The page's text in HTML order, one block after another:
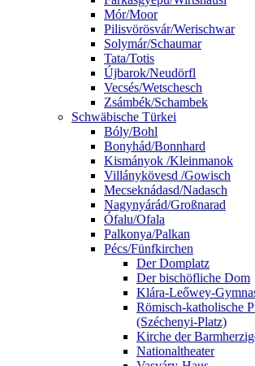
Mór/Moor
Pilisvörösvár/Werischwar
Solymár/Schaumar
Tata/Totis
Újbarok/Neudörfl
Vecsés/Wetschesch
Zsámbék/Schambek
Schwäbische Türkei
Bóly/Bohl
Bonyhád/Bonnhard
Kismányok /Kleinmanok
Villánykövesd /Gowisch
Mecseknádasd/Nadasch
Nagynyárád/Großnarad
Ófalu/Ofala
Palkonya/Palkan
Pécs/Fünfkirchen
Der Domplatz
Der bischöfliche Dom
Klára-Leőwey-
Römisch-katholische
(Széchenyi-Platz)
Kirche der
Nationaltheater